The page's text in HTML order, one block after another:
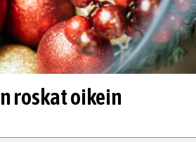
roskat oikein